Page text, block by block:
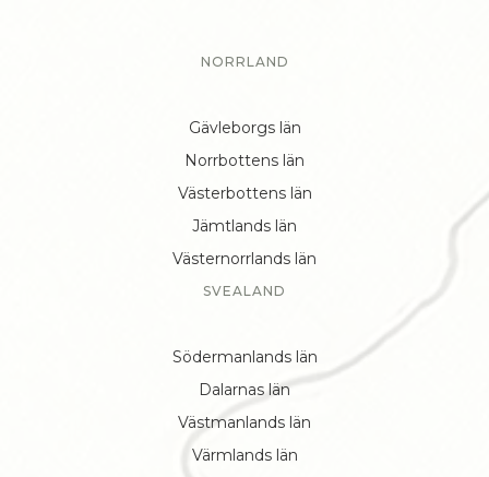
NORRLAND
Gävleborgs län
Norrbottens län
Västerbottens län
Jämtlands län
Västernorrlands län
SVEALAND
Södermanlands län
Dalarnas län
Västmanlands län
Värmlands län